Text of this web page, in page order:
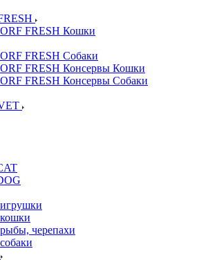
FRESH Кошки
FRESH Собаки
FRESH Консервы Кошки
FRESH Консервы Собаки
черепахи